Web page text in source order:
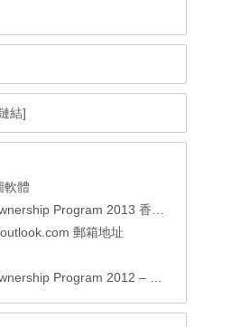
結]
軟體
香港各大學的手提電腦優惠 (更新@9月11日)
郵箱地址
2012 – 香港各大學的手提電腦優惠